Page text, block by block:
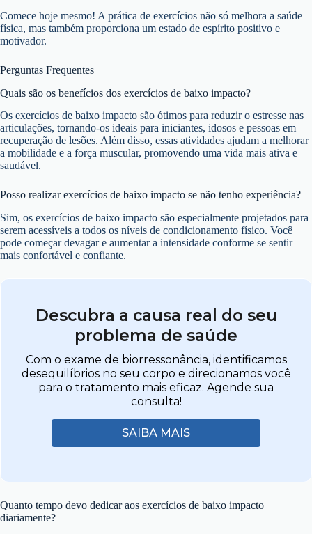
Comece hoje mesmo! A prática de exercícios não só melhora a saúde
física, mas também proporciona um estado de espírito positivo e
motivador.
Perguntas Frequentes
Quais são os benefícios dos exercícios de baixo impacto?
Os exercícios de baixo impacto são ótimos para reduzir o estresse nas
articulações, tornando-os ideais para iniciantes, idosos e pessoas em
recuperação de lesões. Além disso, essas atividades ajudam a melhorar
a mobilidade e a força muscular, promovendo uma vida mais ativa e
saudável.
Posso realizar exercícios de baixo impacto se não tenho experiência?
Sim, os exercícios de baixo impacto são especialmente projetados para
serem acessíveis a todos os níveis de condicionamento físico. Você
pode começar devagar e aumentar a intensidade conforme se sentir
mais confortável e confiante.
Descubra a causa real do seu
problema de saúde
Com o exame de biorressonância, identificamos
desequilíbrios no seu corpo e direcionamos você
para o tratamento mais eficaz. Agende sua
consulta!
SAIBA MAIS
Quanto tempo devo dedicar aos exercícios de baixo impacto
diariamente?